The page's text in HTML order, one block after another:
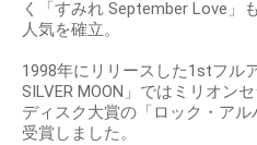
く「すみれ September Love」
人気を確立。
1998年にリリースした1stフル
SILVER MOON」ではミリオン
ディスク大賞の「ロック・ア
受賞しました。